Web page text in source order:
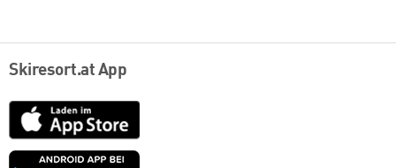
Skiresort.at App
App
Store
Google